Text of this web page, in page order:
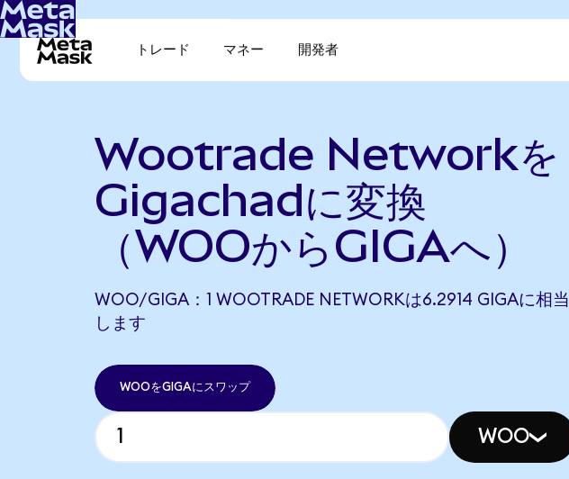
トレード マネー 開発者
Wootrade Networkを
Gigachadに変換
（WOOからGIGAへ）
WOO/GIGA：1 WOOTRADE NETWORKは6.2914 GIGAに相当
します
WOOをGIGAにスワップ
WOO